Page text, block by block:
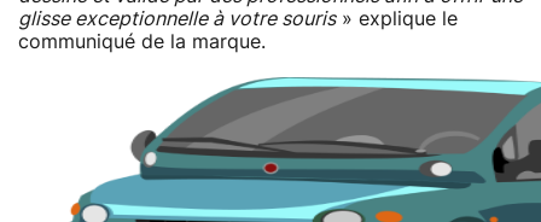
glisse exceptionnelle à votre souris» explique le
communiqué de la marque.